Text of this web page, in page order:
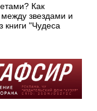
Как
звездами и
"Чудеса